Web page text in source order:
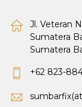
Jl. Veteran
Sumatera
Sumatera
+62 823-